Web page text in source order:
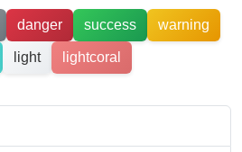
danger success warning
light lightcoral